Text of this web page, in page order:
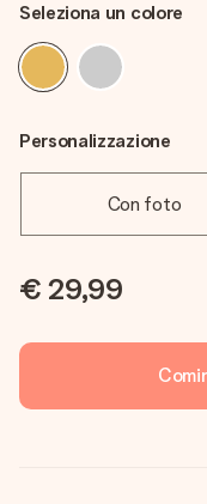
Seleziona un colore
Personalizzazione
Con foto
€ 29,99